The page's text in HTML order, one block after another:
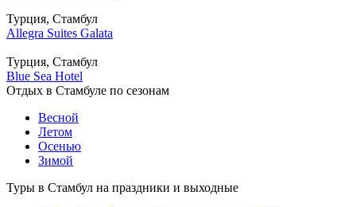
Турция, Стамбул
Allegra Suites Galata
Турция, Стамбул
Blue Sea Hotel
Отдых в Стамбуле по сезонам
Весной
Летом
Осенью
Зимой
Туры в Стамбул на праздники и выходные